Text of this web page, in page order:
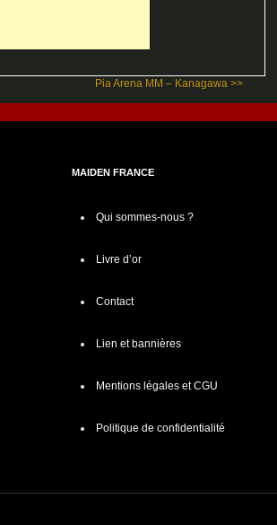
Pia Arena MM – Kanagawa >>
MAIDEN FRANCE
Qui sommes-nous ?
Livre d’or
Contact
Lien et bannières
Mentions légales et CGU
Politique de confidentialité